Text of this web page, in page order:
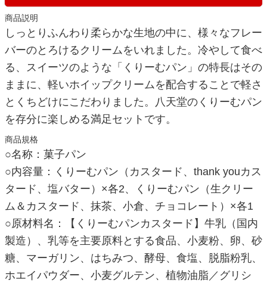
商品説明
しっとりふんわり柔らかな生地の中に、様々なフレー
バーのとろけるクリームをいれました。冷やして食べ
る、スイーツのような「くりーむパン」の特長はその
ままに、軽いホイップクリームを配合することで軽さ
とくちどけにこだわりました。八天堂のくりーむパン
を存分に楽しめる満足セットです。
商品規格
○名称：菓子パン
○内容量：くりーむパン（カスタード、thank youカス
タード、塩バター）×各2、くりーむパン（生クリー
ム＆カスタード、抹茶、小倉、チョコレート）×各1
○原材料名：【くりーむパンカスタード】牛乳（国内
製造）、乳等を主要原料とする食品、小麦粉、卵、砂
糖、マーガリン、はちみつ、酵母、食塩、脱脂粉乳、
ホエイパウダー、小麦グルテン、植物油脂／グリシ